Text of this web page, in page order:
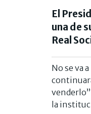
El
una de
Real
No se va
la